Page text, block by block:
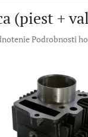
(piest +
Podrobnosti